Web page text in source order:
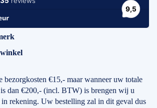
bezorgkosten €15,- maar wanneer uw totale
dan €200,- (incl. BTW) is brengen wij u
in rekening. Uw bestelling zal in dit geval dus